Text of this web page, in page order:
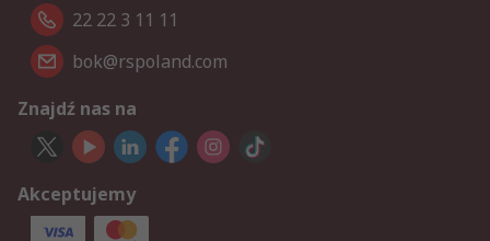
22 22 3 11 11
bok@rspoland.com
Znajdź nas na
Akceptujemy